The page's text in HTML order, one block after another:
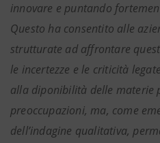
innovare e puntando
Questo ha consentito alle
strutturate ad affrontare
le incertezze e le criticità
alla diponibilità delle materie
preoccupazioni, ma, come
dell’indagine qualitativa,